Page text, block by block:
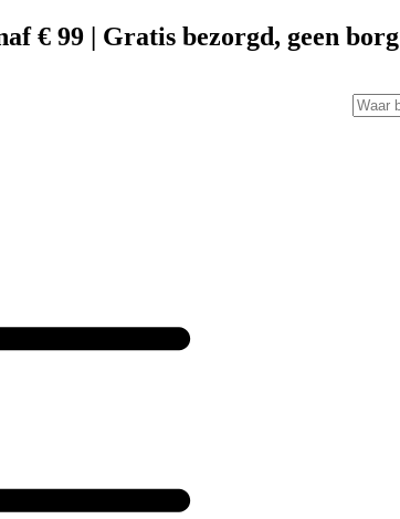
€ 99 | Gratis bezorgd, geen borg